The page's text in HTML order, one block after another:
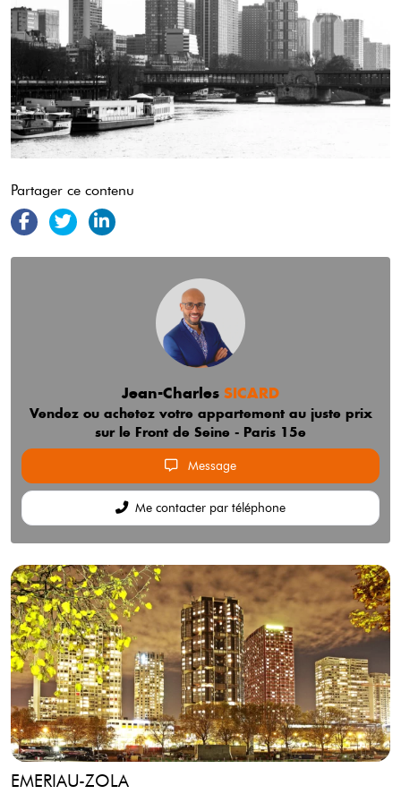
Partager ce contenu
Jean-Charles SICARD
Vendez ou achetez votre appartement au juste prix
sur le Front de Seine - Paris 15e
Message
Me contacter par téléphone
EMERIAU-ZOLA